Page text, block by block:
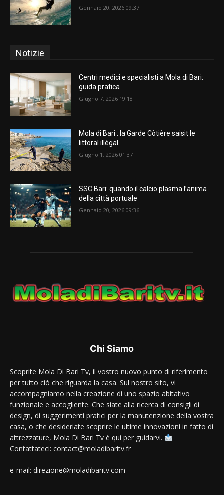
Gennaio 20, 2026 09:37
Notizie
Centri medici e specialisti a Mola di Bari:
guida pratica
Giugno 7, 2026 19:18
Mola di Bari : la Garde Côtière saisit le
littoral illégal
Giugno 1, 2026 01:37
SSC Bari: quando il calcio plasma l’anima
della città portuale
Gennaio 20, 2026 09:36
Chi Siamo
Scoprite Mola Di Bari Tv, il vostro nuovo punto di riferimento
per tutto ciò che riguarda la casa. Sul nostro sito, vi
accompagniamo nella creazione di uno spazio abitativo
funzionale e accogliente. Che siate alla ricerca di consigli di
design, di suggerimenti pratici per la manutenzione della vostra
casa, o che desideriate scoprire le ultime innovazioni in fatto di
attrezzature, Mola Di Bari Tv è qui per guidarvi.
Contattateci: contact@moladibaritv.fr
e-mail: direzione@moladibaritv.com